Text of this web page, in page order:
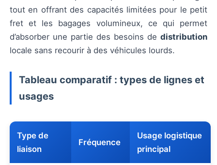
tout en offrant des capacités limitées pour le petit
fret et les bagages volumineux, ce qui permet
d’absorber une partie des besoins de distribution
locale sans recourir à des véhicules lourds.
Tableau comparatif : types de lignes et
usages
Type de
liaison
Fréquence
Usage logistique
principal